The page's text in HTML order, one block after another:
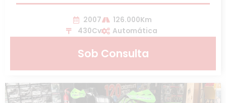
2007
126.000Km
430Cv
Automática
Sob Consulta